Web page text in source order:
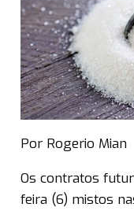
Por Rogerio Mian
Os contratos
feira (6) mistos